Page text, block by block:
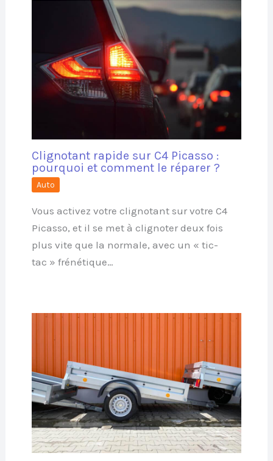
Clignotant rapide sur C4 Picasso :
pourquoi et comment le réparer ?
Auto
Vous activez votre clignotant sur votre C4
Picasso, et il se met à clignoter deux fois
plus vite que la normale, avec un « tic-
tac » frénétique…